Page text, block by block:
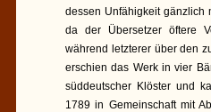
dessen Unfähigkeit gänzlich
da der Übersetzer öftere
während letzterer über den
erschien das Werk in vier
süddeutscher Klöster und
1789 in Gemeinschaft mit